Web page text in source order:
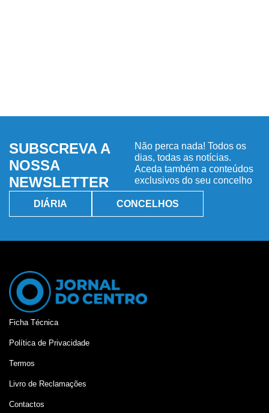
SUBSCREVA A
NOSSA
NEWSLETTER
Não perca nada! Todos os
dias, todas as notícias.
Aceda também a conteúdos
exclusivos do seu concelho
DIÁRIA CONCELHOS
Ficha Técnica
Política de Privacidade
Termos
Livro de Reclamações
Contactos